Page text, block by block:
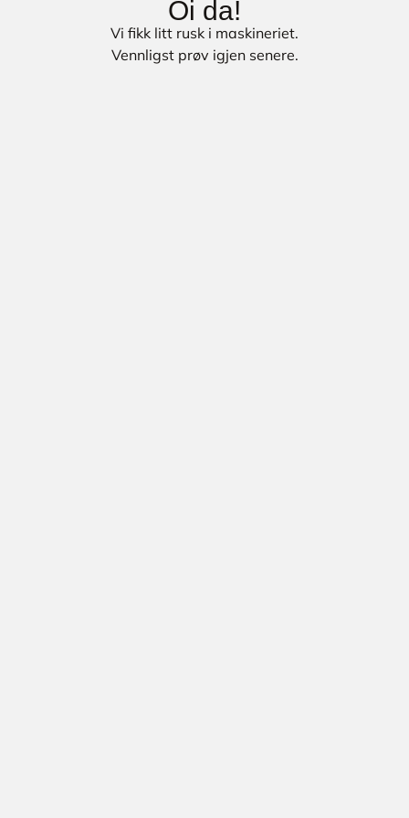
Oi da!
Vi fikk litt rusk i maskineriet.
Vennligst prøv igjen senere.